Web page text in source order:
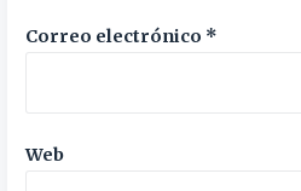
Correo electrónico *
Web